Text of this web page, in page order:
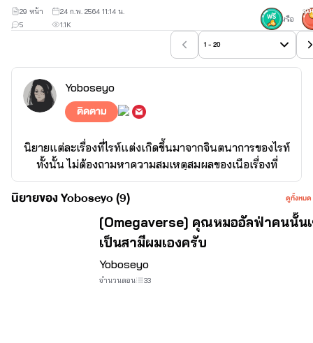
1.1K
5
29 หน้า
24 ก.พ. 2564 11:14 น.
หรือ
1 - 20
Yoboseyo
ติดตาม
นิยายแต่ละเรื่องที่ไรท์แต่งเกิดขึ้นมาจากจินตนาการของไรท์
ทั้งนั้น ไม่ต้องถามหาความสมเหตุสมผลของเนือเรื่องที่
ดำเนินไปในแต่ละครั้ง ส่วนตัวไรท์แล้วแค่อยากจะบอกเล่า
เรื่องราวของตัวละครผ่านมุมมองแล้วสถานการณ์ของตัว
ไรท์เอง ก็เหมือนประมาณว่าในเรื่องอยากให้มีฉากไหนก็ใส่
โดยที่ไม่ได้คิดอะไรนั่นแหละค่ะ แล้วอารมณ์ของการแต่ง
นิยายแต่ละเรื่องก็คือสนองนีสตัวเองทั้งนั้น ติชมติเตือนเพื่อ
นำให้ไรท์ไปแก้ไขได้ตามสบายเลยค่ะ แต่ถ้าหากมีคอมเมนต์
ด้านลบหรือด่าทอไรท์ขอลบคอมเมนต์ออกโดยไม่แจ้งล่วง
นิยายของ Yoboseyo (9) ดูทั้งหมด
[Omegaverse] คุณหมออัลฟ่าคนนั้น
เป็นสามีผมเองครับ
Yoboseyo
จำนวนตอน 33